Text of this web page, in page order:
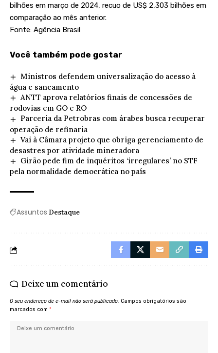
bilhões em março de 2024, recuo de US$ 2,303 bilhões em
comparação ao mês anterior.
Fonte: Agência Brasil
Você também pode gostar
Ministros defendem universalização do acesso à
água e saneamento
ANTT aprova relatórios finais de concessões de
rodovias em GO e RO
Parceria da Petrobras com árabes busca recuperar
operação de refinaria
Vai à Câmara projeto que obriga gerenciamento de
desastres por atividade mineradora
Girão pede fim de inquéritos ‘irregulares’ no STF
pela normalidade democrática no país
Assuntos Destaque
Deixe um comentário
O seu endereço de e-mail não será publicado. Campos obrigatórios são
marcados com *